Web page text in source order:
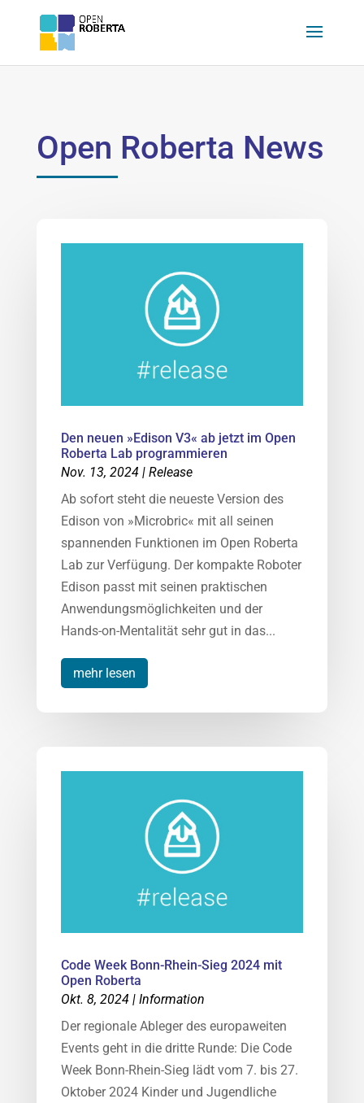
Open Roberta News
Den neuen »Edison V3« ab jetzt im Open
Roberta Lab programmieren
Nov. 13, 2024| Release
Ab sofort steht die neueste Version des
Edison von »Microbric« mit all seinen
spannenden Funktionen im Open Roberta
Lab zur Verfügung. Der kompakte Roboter
Edison passt mit seinen praktischen
Anwendungsmöglichkeiten und der
Hands-on-Mentalität sehr gut in das...
mehr lesen
Code Week Bonn-Rhein-Sieg 2024 mit
Open Roberta
Okt. 8, 2024| Information
Der regionale Ableger des europaweiten
Events geht in die dritte Runde: Die Code
Week Bonn-Rhein-Sieg lädt vom 7. bis 27.
Oktober 2024 Kinder und Jugendliche